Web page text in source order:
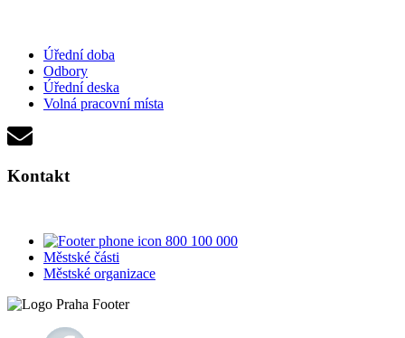
Úřední doba
Odbory
Úřední deska
Volná pracovní místa
Kontakt
800 100 000
Městské části
Městské organizace